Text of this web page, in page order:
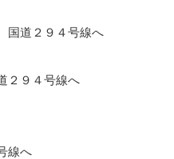
国道２９４号線へ
２９４号線へ
線へ